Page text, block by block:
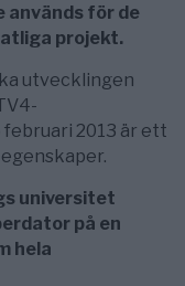
används för de
projekt.
utvecklingen
februari 2013 är ett
universitet
på en
hela